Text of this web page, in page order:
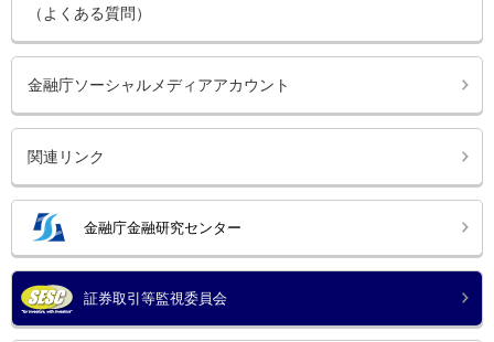
（よくある質問）
金融庁ソーシャルメディアアカウント
関連リンク
金融庁金融研究センター
証券取引等監視委員会